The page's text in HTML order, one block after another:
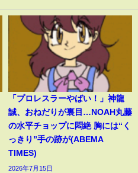
「プロレスラーやばい！」神龍
誠、おねだりが裏目…NOAH丸藤
の水平チョップに悶絶 胸には“く
っきり”手の跡が(ABEMA
TIMES)
2026年7月15日